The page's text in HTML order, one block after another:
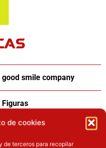
de cookies
de terceros para recopilar
good smile company
Figuras